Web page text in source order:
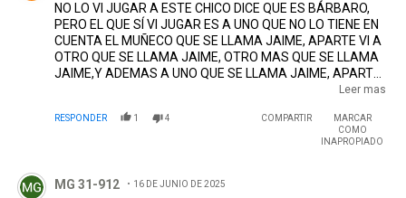
NO LO VI JUGAR A ESTE CHICO DICE QUE ES BÁRBARO,
PERO EL QUE SÍ VI JUGAR ES A UNO QUE NO LO TIENE EN
CUENTA EL MUÑECO QUE SE LLAMA JAIME, APARTE VI A
OTRO QUE SE LLAMA JAIME, OTRO MAS QUE SE LLAMA
JAIME,Y ADEMAS A UNO QUE SE LLAMA JAIME, APARTE
DE JAIME, MUÑECO Y LA RECALCADA OSTRA DE TU TÍA
JAIME?
Leer mas
RESPONDER 1 4 COMPARTIR
MARCAR
COMO
INAPROPIADO
Comentario de MG 31-912.
MG 31-912 16 DE JUNIO DE 2025